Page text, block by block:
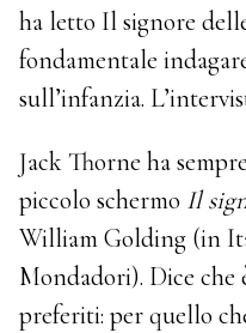
ha letto Il signore
fondamentale
sull’infanzia.
Jack Thorne ha
piccolo schermo Il
William Golding (in
Mondadori). Dice
preferiti: per quello